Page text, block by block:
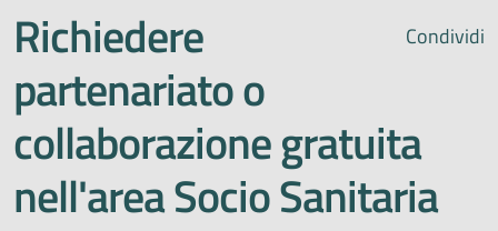
Condividi
Richiedere
partenariato o
collaborazione gratuita
nell'area Socio Sanitaria